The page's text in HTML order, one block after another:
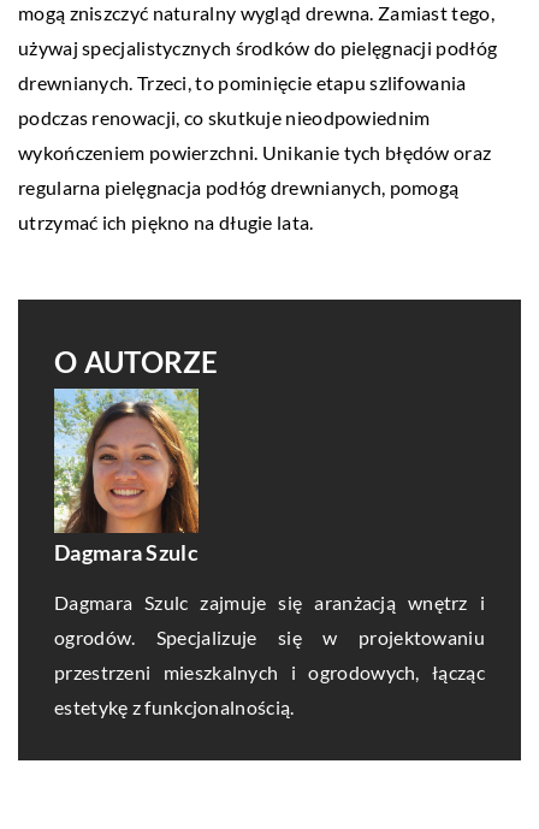
mogą zniszczyć naturalny wygląd drewna. Zamiast tego,
używaj specjalistycznych środków do pielęgnacji podłóg
drewnianych. Trzeci, to pominięcie etapu szlifowania
podczas renowacji, co skutkuje nieodpowiednim
wykończeniem powierzchni. Unikanie tych błędów oraz
regularna pielęgnacja podłóg drewnianych, pomogą
utrzymać ich piękno na długie lata.
O AUTORZE
Dagmara Szulc
Dagmara Szulc zajmuje się aranżacją wnętrz i
ogrodów. Specjalizuje się w projektowaniu
przestrzeni mieszkalnych i ogrodowych, łącząc
estetykę z funkcjonalnością.